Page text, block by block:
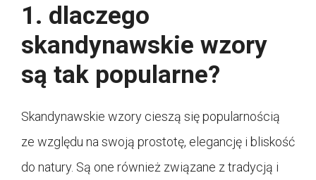
1. dlaczego
skandynawskie wzory
są tak popularne?
Skandynawskie wzory cieszą się popularnością
ze względu na swoją prostotę, elegancję i bliskość
do natury. Są one również związane z tradycją i